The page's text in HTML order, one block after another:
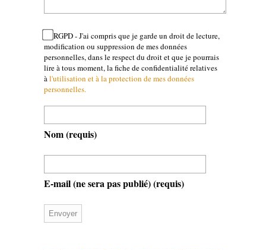
RGPD - J'ai compris que je garde un droit de lecture,
modification ou suppression de mes données
personnelles, dans le respect du droit et que je pourrais
lire à tous moment, la fiche de confidentialité relatives
àl'utilisation et à la protection de mes données
personnelles.
Nom(requis)
E-mail (ne sera pas publié)(requis)